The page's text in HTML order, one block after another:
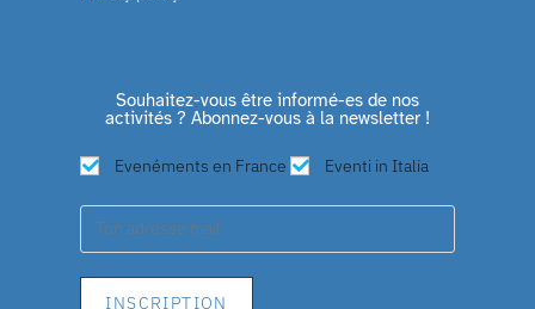
Souhaitez-vous être informé-es de nos
activités ? Abonnez-vous à la newsletter !
Evenéments en France Eventi in Italia